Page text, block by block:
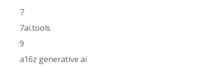
7
7ai.tools
9
a16z generative ai